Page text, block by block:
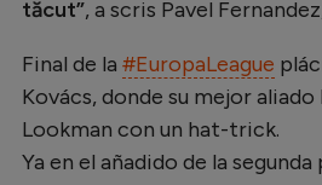
tăcut”, a scris Pavel
Final de la #EuropaLeague
Kovács, donde su mejor
Lookman con un hat-trick.
Ya en el añadido de la